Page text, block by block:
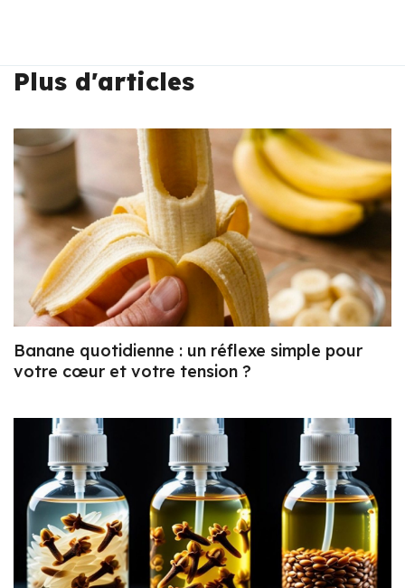
Plus d'articles
Banane quotidienne : un réflexe simple pour
votre cœur et votre tension ?